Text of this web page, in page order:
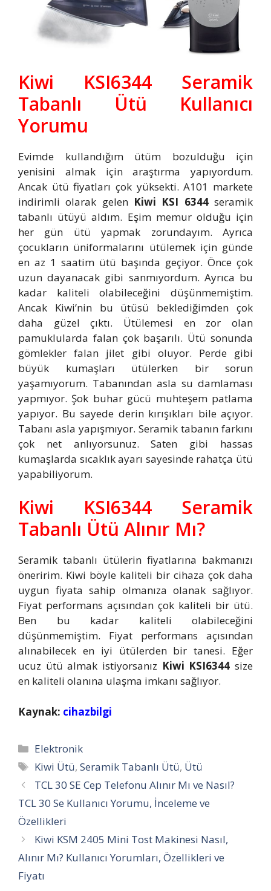
Kiwi KSI6344 Seramik
Tabanlı Ütü Kullanıcı
Yorumu
Evimde kullandığım ütüm bozulduğu için
yenisini almak için araştırma yapıyordum.
Ancak ütü fiyatları çok yüksekti. A101 markete
indirimli olarak gelen Kiwi KSI 6344seramik
tabanlı ütüyü aldım. Eşim memur olduğu için
her gün ütü yapmak zorundayım. Ayrıca
çocukların üniformalarını ütülemek için günde
en az 1 saatim ütü başında geçiyor. Önce çok
uzun dayanacak gibi sanmıyordum. Ayrıca bu
kadar kaliteli olabileceğini düşünmemiştim.
Ancak Kiwi’nin bu ütüsü beklediğimden çok
daha güzel çıktı. Ütülemesi en zor olan
pamuklularda falan çok başarılı. Ütü sonunda
gömlekler falan jilet gibi oluyor. Perde gibi
büyük kumaşları ütülerken bir sorun
yaşamıyorum. Tabanından asla su damlaması
yapmıyor. Şok buhar gücü muhteşem patlama
yapıyor. Bu sayede derin kırışıkları bile açıyor.
Tabanı asla yapışmıyor. Seramik tabanın farkını
çok net anlıyorsunuz. Saten gibi hassas
kumaşlarda sıcaklık ayarı sayesinde rahatça ütü
yapabiliyorum.
Kiwi KSI6344 Seramik
Tabanlı Ütü Alınır Mı?
Seramik tabanlı ütülerin fiyatlarına bakmanızı
öneririm. Kiwi böyle kaliteli bir cihaza çok daha
uygun fiyata sahip olmanıza olanak sağlıyor.
Fiyat performans açısından çok kaliteli bir ütü.
Ben bu kadar kaliteli olabileceğini
düşünmemiştim. Fiyat performans açısından
alınabilecek en iyi ütülerden bir tanesi. Eğer
ucuz ütü almak istiyorsanız Kiwi KSI6344 size
en kaliteli olanına ulaşma imkanı sağlıyor.
Kaynak: cihazbilgi
Kategoriler
Elektronik
Etiketler
Kiwi Ütü,Seramik Tabanlı Ütü, Ütü
TCL 30 SE Cep Telefonu Alınır Mı ve Nasıl?
TCL 30 Se Kullanıcı Yorumu, İnceleme ve
Özellikleri
Kiwi KSM 2405 Mini Tost Makinesi Nasıl,
Alınır Mı? Kullanıcı Yorumları, Özellikleri ve
Fiyatı